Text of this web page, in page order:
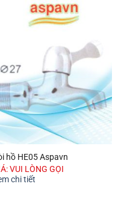
hồ HE05 Aspavn
VUI LÒNG GỌI
chi tiết